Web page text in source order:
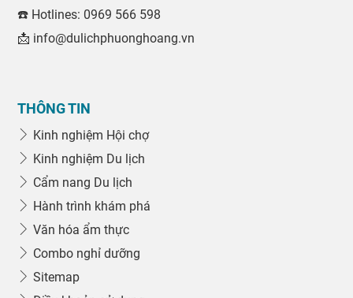
☎️ Hotlines: 0969 566 598
📩 info@dulichphuonghoang.vn
THÔNG TIN
Kinh nghiệm Hội chợ
Kinh nghiệm Du lịch
Cẩm nang Du lịch
Hành trình khám phá
Văn hóa ẩm thực
Combo nghỉ dưỡng
Sitemap